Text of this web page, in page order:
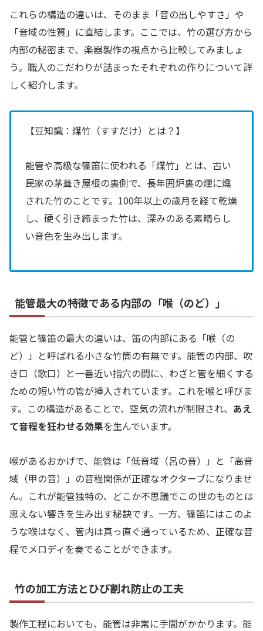
これらの構造の違いは、そのまま「音の出しやすさ」や
「音域の性質」に直結します。ここでは、竹の選び方から
内部の秘密まで、楽器製作の視点から比較してみましょ
う。職人のこだわりが詰まったそれぞれの作りについて詳
しく紹介します。
【豆知識：煤竹（すすだけ）とは？】
能管や高級な篠笛に使われる「煤竹」とは、古い
民家の茅葺き屋根の裏側で、長年囲炉裏の煙に燻
された竹のことです。100年以上の歳月を経て乾燥
し、硬く引き締まった竹は、深みのある素晴らし
い音色を生み出します。
能管最大の特徴である内部の「喉（のど）」
能管と篠笛の最大の違いは、笛の内部にある「喉（の
ど）」と呼ばれる小さな竹筒の有無です。能管の内部、吹
き口（歌口）と一番近い指穴の間に、わざと管を細くする
ための短い竹の管が挿入されています。これを喉と呼びま
す。この構造があることで、空気の流れが制限され、 あえ
て音程を狂わせる効果を生んでいます。
喉があるおかげで、能管は「低音域（呂の音）」と「高音
域（甲の音）」の音程関係が正確なオクターブになりませ
ん。これが能管独特の、どこか不思議でこの世のものとは
思えない響きを生み出す秘訣です。一方、篠笛にはこのよ
うな喉はなく、管内は真っ直ぐ通っているため、正確な音
程でメロディを奏でることができます。
竹の加工方法とひび割れ防止の工夫
製作工程においても、能管は非常に手間がかかります。能